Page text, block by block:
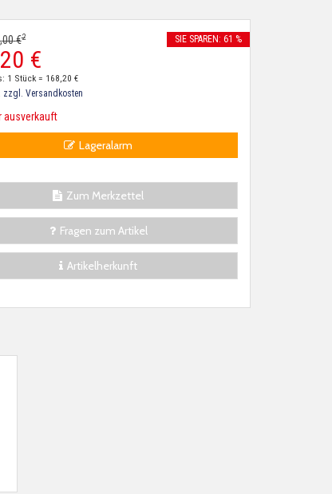
00€2
20 €
SIE SPAREN: 61 %
1 Stück = 168,20 €
zzgl. Versandkosten
ausverkauft
Lageralarm
Zum Merkzettel
Fragen zum Artikel
Artikelherkunft